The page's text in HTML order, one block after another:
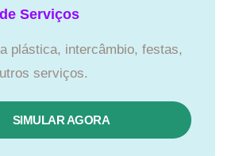
de Serviços
plástica, intercâmbio, festas,
serviços.
SIMULAR AGORA